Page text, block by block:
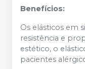
Benefícios:
Os elásticos em
resistência e
estético, o
pacientes